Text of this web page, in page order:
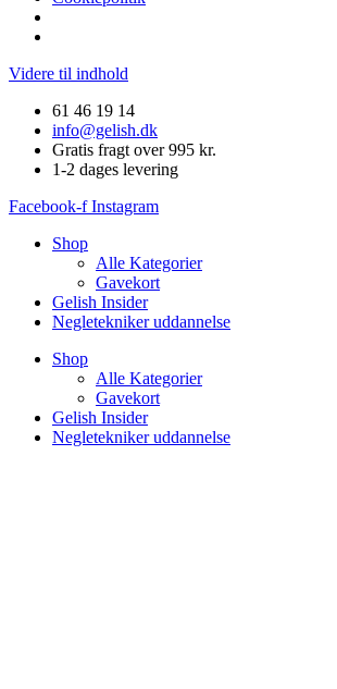
Videre til indhold
61 46 19 14
info@gelish.dk
Gratis fragt over 995 kr.
1-2 dages levering
Facebook-f Instagram
Shop
Alle Kategorier
Gavekort
Gelish Insider
Negletekniker uddannelse
Shop
Alle Kategorier
Gavekort
Gelish Insider
Negletekniker uddannelse